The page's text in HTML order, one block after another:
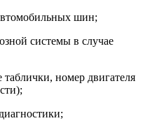
шин;
системы в случае
номер двигателя